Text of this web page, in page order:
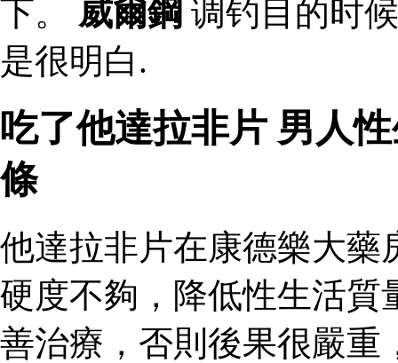
下。 威爾鋼 调钓目的时
是很明白.
吃了他達拉非片 男人
條
他達拉非片在康德樂大藥
硬度不夠，降低性生活質
善治療，否則後果很嚴重